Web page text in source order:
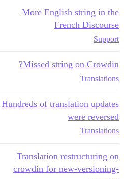
More English string in the
French Discourse
Support
Missed string on Crowdin?
Translations
Hundreds of translation updates
were reversed
Translations
Translation restructuring on
crowdin for new-versioning-